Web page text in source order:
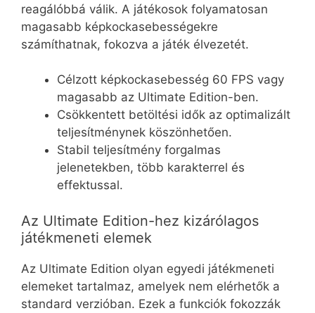
reagálóbbá válik. A játékosok folyamatosan
magasabb képkockasebességekre
számíthatnak, fokozva a játék élvezetét.
Célzott képkockasebesség 60 FPS vagy
magasabb az Ultimate Edition-ben.
Csökkentett betöltési idők az optimalizált
teljesítménynek köszönhetően.
Stabil teljesítmény forgalmas
jelenetekben, több karakterrel és
effektussal.
Az Ultimate Edition-hez kizárólagos
játékmeneti elemek
Az Ultimate Edition olyan egyedi játékmeneti
elemeket tartalmaz, amelyek nem elérhetők a
standard verzióban. Ezek a funkciók fokozzák